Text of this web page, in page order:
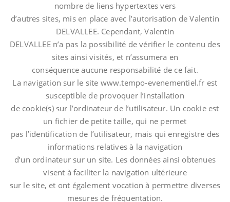
nombre de liens hypertextes vers
d’autres sites, mis en place avec l’autorisation de Valentin
DELVALLEE. Cependant, Valentin
DELVALLEE n’a pas la possibilité de vérifier le contenu des
sites ainsi visités, et n’assumera en
conséquence aucune responsabilité de ce fait.
La navigation sur le site www.tempo-evenementiel.fr est
susceptible de provoquer l’installation
de cookie(s) sur l’ordinateur de l’utilisateur. Un cookie est
un fichier de petite taille, qui ne permet
pas l’identification de l’utilisateur, mais qui enregistre des
informations relatives à la navigation
d’un ordinateur sur un site. Les données ainsi obtenues
visent à faciliter la navigation ultérieure
sur le site, et ont également vocation à permettre diverses
mesures de fréquentation.